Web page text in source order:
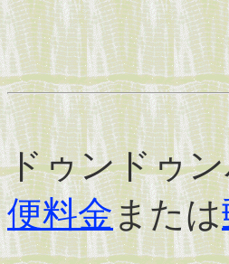
ドゥンドゥ
便料金または